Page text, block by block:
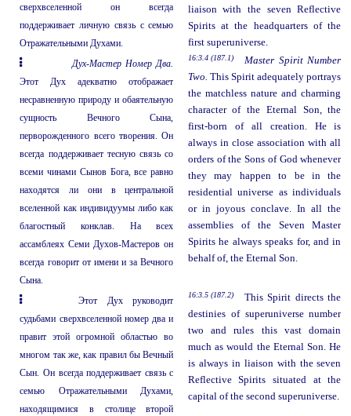
сверхвселенной он всегда
поддерживает личную связь с семью
Отражательными Духами.
liaison with the seven Reflective
Spirits at the headquarters of the
first superuniverse.
Дух-Мастер Номер Два.
Этот Дух адекватно отображает
несравненную природу и обаятельную
сущность Вечного Сына,
перворожденного всего творения. Он
всегда поддерживает тесную связь со
всеми чинами Сынов Бога, все равно
находятся ли они в центральной
вселенной как индивидуумы либо как
благостный конклав. На всех
ассамблеях Семи Духов-Мастеров он
всегда говорит от имени и за Вечного
Сына.
16:3.4 (187.1)
Master Spirit Number
Two. This Spirit adequately portrays
the matchless nature and charming
character of the Eternal Son, the
first-born of all creation. He is
always in close association with all
orders of the Sons of God whenever
they may happen to be in the
residential universe as individuals
or in joyous conclave. In all the
assemblies of the Seven Master
Spirits he always speaks for, and in
behalf of, the Eternal Son.
Этот Дух руководит
судьбами сверхвселенной номер два и
правит этой огромной областью во
многом так же, как правил бы Вечный
Сын. Он всегда поддерживает связь с
семью Отражательными Духами,
находящимися в столице второй
16:3.5 (187.2)
This Spirit directs the
destinies of superuniverse number
two and rules this vast domain
much as would the Eternal Son. He
is always in liaison with the seven
Reflective Spirits situated at the
capital of the second superuniverse.